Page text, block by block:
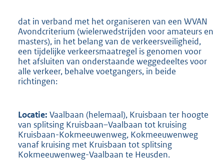
dat in verband met het organiseren van een WVAN
Avondcriterium (wielerwedstrijden voor amateurs en
masters), in het belang van de verkeersveiligheid,
een tijdelijke verkeersmaatregel is genomen voor
het afsluiten van onderstaande weggedeeltes voor
alle verkeer, behalve voetgangers, in beide
richtingen:
Locatie: Vaalbaan (helemaal), Kruisbaan ter hoogte
van splitsing Kruisbaan–Vaalbaan tot kruising
Kruisbaan-Kokmeeuwenweg, Kokmeeuwenweg
vanaf kruising met Kruisbaan tot splitsing
Kokmeeuwenweg-Vaalbaan te Heusden.